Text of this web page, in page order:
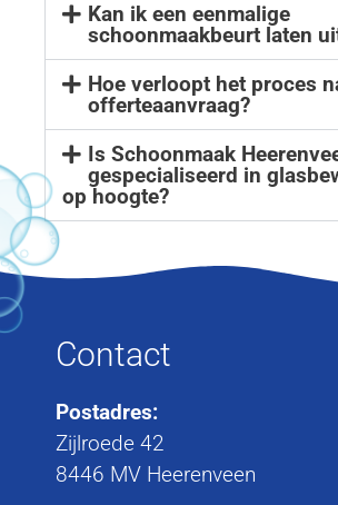
Kan ik een eenmalige
schoonmaakbeurt laten
Hoe verloopt het proces
offerteaanvraag?
Is Schoonmaak
gespecialiseerd in
op hoogte?
Contact
Postadres:
Zijlroede 42
8446 MV Heerenveen